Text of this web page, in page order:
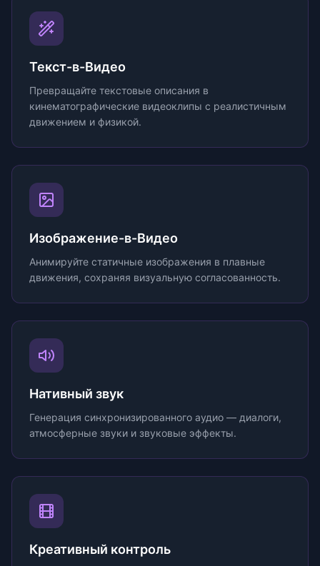
Текст-в-Видео
Превращайте текстовые описания в
кинематографические видеоклипы с реалистичным
движением и физикой.
Изображение-в-Видео
Анимируйте статичные изображения в плавные
движения, сохраняя визуальную согласованность.
Нативный звук
Генерация синхронизированного аудио — диалоги,
атмосферные звуки и звуковые эффекты.
Креативный контроль